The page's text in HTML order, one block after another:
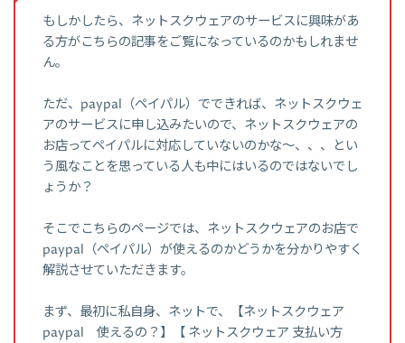
もしかしたら、ネットスクウェアのサービスに興味があ
る方がこちらの記事をご覧になっているのかもしれませ
ん。
ただ、paypal（ペイパル）でできれば、ネットスクウェ
アのサービスに申し込みたいので、ネットスクウェアの
お店ってペイパルに対応していないのかな～、、、とい
う風なことを思っている人も中にはいるのではないでし
ょうか？
そこでこちらのページでは、ネットスクウェアのお店で
paypal（ペイパル）が使えるのかどうかを分かりやすく
解説させていただきます。
まず、最初に私自身、ネットで、【ネットスクウェア
paypal 使えるの？】【 ネットスクウェア 支払い方